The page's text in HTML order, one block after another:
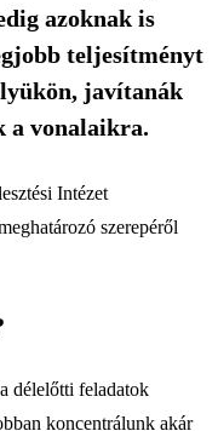
azoknak is
teljesítményt
javítanák
a vonalaikra.
Intézet
szerepéről
délelőtti feladatok
koncentrálunk akár